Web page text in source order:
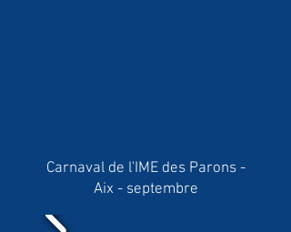
Carnaval de l'IME des Parons -
Aix - septembre